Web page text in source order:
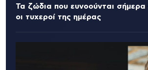
Τα ζώδια που ευνοούνται σήμερα
οι τυχεροί της ημέρας